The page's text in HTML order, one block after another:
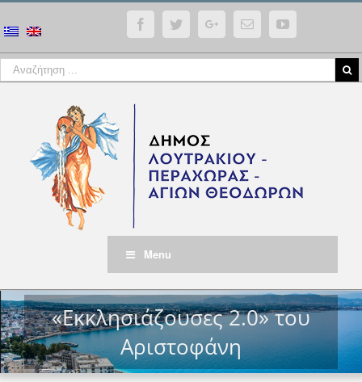
FacebookTwitterGoogle+Email YouTube
Menu
«Εκκλησιάζουσες 2.0» του
Αριστοφάνη